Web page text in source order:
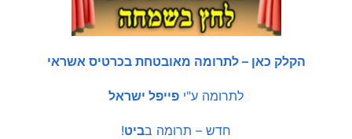
הקלק כאן – לתרומה מאובטחת בכרטיס אשראי
לתרומה ע"י פייפל ישראל
חדש – תרומה בביט!